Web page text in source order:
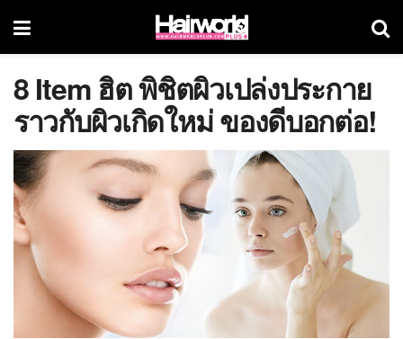
8 Item ฮิต พิชิตผิวเปล่งประกาย
ราวกับผิวเกิดใหม่ ของดีบอกต่อ!